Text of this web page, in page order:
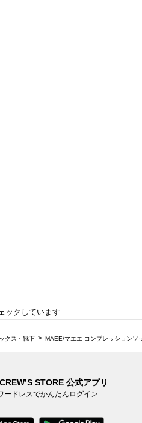
ックしています
クス・靴下 MAEE/マエエ コンプレッションソ
STORE 公式アプリ
ードレスでかんたんログイン